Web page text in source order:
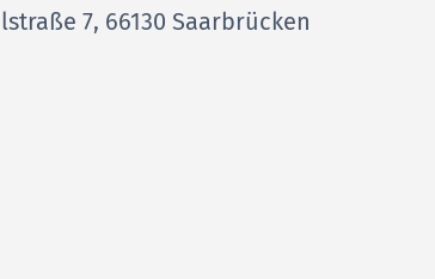
7, 66130 Saarbrücken